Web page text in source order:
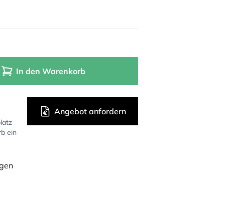
In den Warenkorb
ein
Angebot anfordern